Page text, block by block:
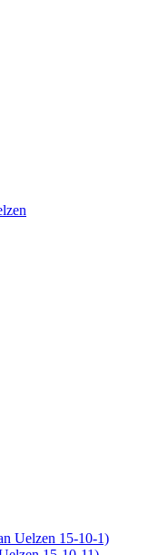
Uelzen 15-10-1)